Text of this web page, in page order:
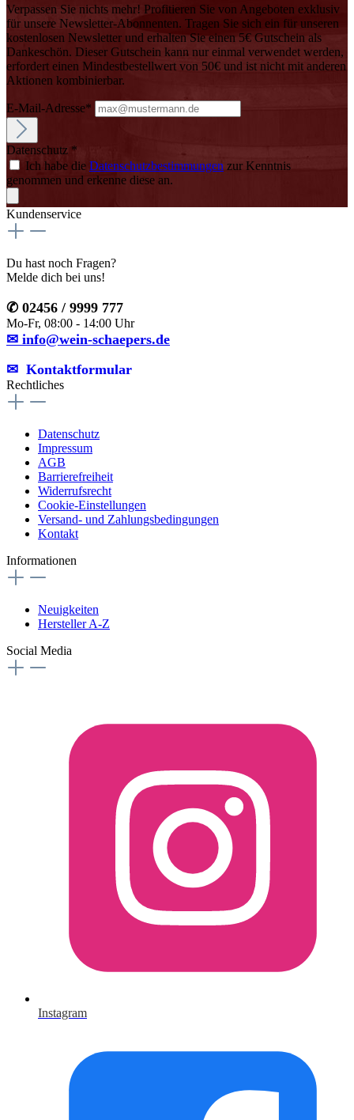
Verpassen Sie nichts mehr! Profitieren Sie von Angeboten exklusiv
für unsere Newsletter-Abonnenten. Tragen Sie sich ein für unseren
kostenlosen Newsletter und erhalten Sie einen 5€ Gutschein als
Dankeschön. Dieser Gutschein kann nur einmal verwendet werden,
erfordert einen Mindestbestellwert von 50€ und ist nicht mit anderen
Aktionen kombinierbar.
E-Mail-Adresse*
Datenschutz *
Ich habe die Datenschutzbestimmungen zur Kenntnis
genommen und erkenne diese an.
Kundenservice
Du hast noch Fragen?
Melde dich bei uns!
✆ 02456 / 9999 777
Mo-Fr, 08:00 - 14:00 Uhr
✉ info@wein-schaepers.de
✉︎ Kontaktformular
Rechtliches
Datenschutz
Impressum
AGB
Barrierefreiheit
Widerrufsrecht
Cookie-Einstellungen
Versand- und Zahlungsbedingungen
Kontakt
Informationen
Neuigkeiten
Hersteller A-Z
Social Media
Instagram